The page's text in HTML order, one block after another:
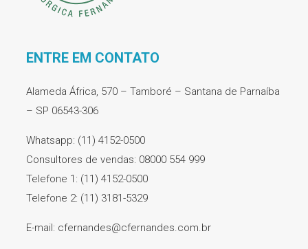
ENTRE EM CONTATO
Alameda África, 570 – Tamboré – Santana de Parnaíba
– SP 06543-306
Whatsapp: (11) 4152-0500
Consultores de vendas: 08000 554 999
Telefone 1: (11) 4152-0500
Telefone 2: (11) 3181-5329
E-mail: cfernandes@cfernandes.com.br